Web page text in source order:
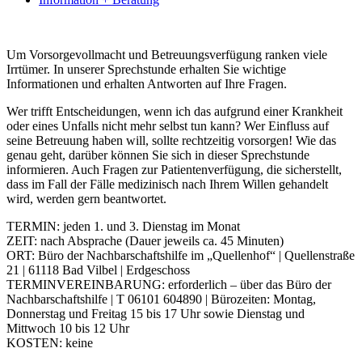
Um Vorsorgevollmacht und Betreuungsverfügung ranken viele
Irrtümer. In unserer Sprechstunde erhalten Sie wichtige
Informationen und erhalten Antworten auf Ihre Fragen.
Wer trifft Entscheidungen, wenn ich das aufgrund einer Krankheit
oder eines Unfalls nicht mehr selbst tun kann? Wer Einfluss auf
seine Betreuung haben will, sollte rechtzeitig vorsorgen! Wie das
genau geht, darüber können Sie sich in dieser Sprechstunde
informieren. Auch Fragen zur Patientenverfügung, die sicherstellt,
dass im Fall der Fälle medizinisch nach Ihrem Willen gehandelt
wird, werden gern beantwortet.
TERMIN: jeden 1. und 3. Dienstag im Monat
ZEIT: nach Absprache (Dauer jeweils ca. 45 Minuten)
ORT: Büro der Nachbarschaftshilfe im „Quellenhof“ | Quellenstraße
21 | 61118 Bad Vilbel | Erdgeschoss
TERMINVEREINBARUNG: erforderlich – über das Büro der
Nachbarschaftshilfe | T 06101 604890 | Bürozeiten: Montag,
Donnerstag und Freitag 15 bis 17 Uhr sowie Dienstag und
Mittwoch 10 bis 12 Uhr
KOSTEN: keine